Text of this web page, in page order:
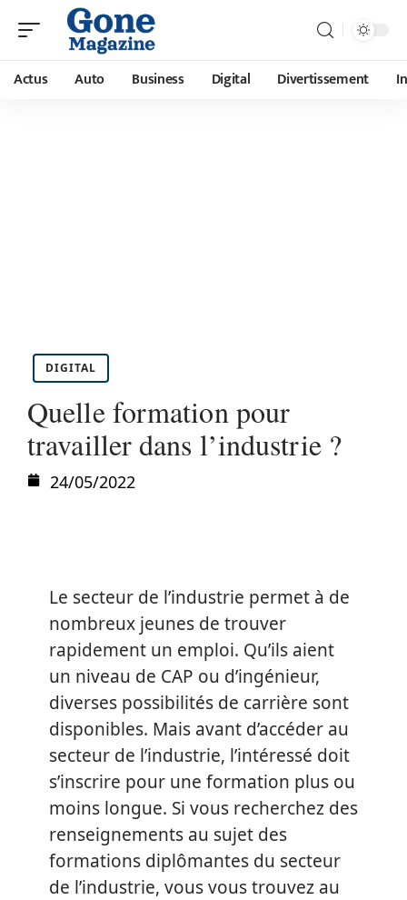
Actus Auto Business Digital Divertissement
DIGITAL
Quelle formation pour
travailler dans l’industrie ?
24/05/2022
Le secteur de l’industrie permet à de
nombreux jeunes de trouver
rapidement un emploi. Qu’ils aient
un niveau de CAP ou d’ingénieur,
diverses possibilités de carrière sont
disponibles. Mais avant d’accéder au
secteur de l’industrie, l’intéressé doit
s’inscrire pour une formation plus ou
moins longue. Si vous recherchez des
renseignements au sujet des
formations diplômantes du secteur
de l’industrie, vous vous trouvez au